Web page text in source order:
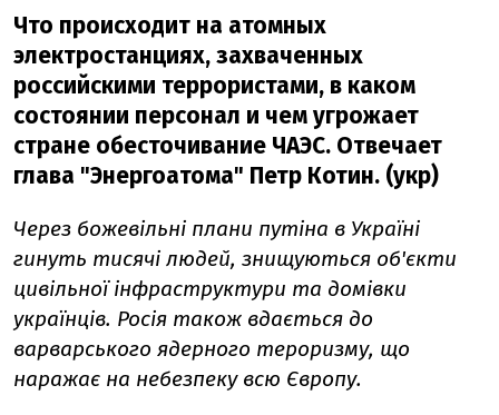
Что происходит на атомных
электростанциях, захваченных
российскими террористами, в каком
состоянии персонал и чем угрожает
стране обесточивание ЧАЭС. Отвечает
глава "Энергоатома" Петр Котин. (укр)
Через божевільні плани путіна в Україні
гинуть тисячі людей, знищуються об'єкти
цивільної інфраструктури та домівки
українців. Росія також вдається до
варварського ядерного тероризму, що
наражає на небезпеку всю Європу.